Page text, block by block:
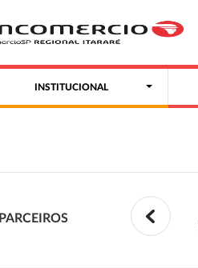
INSTITUCIONAL
PARCEIROS